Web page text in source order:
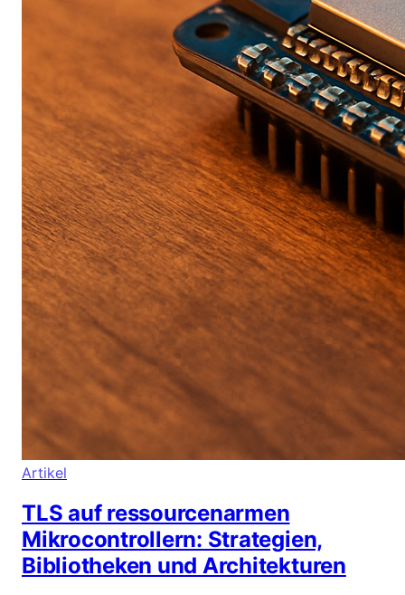
Artikel
TLS auf ressourcenarmen
Mikrocontrollern: Strategien,
Bibliotheken und Architekturen